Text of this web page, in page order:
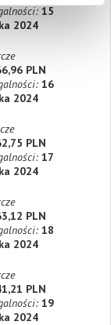
15
2024
PLN
16
2024
PLN
17
2024
PLN
18
2024
PLN
19
2024